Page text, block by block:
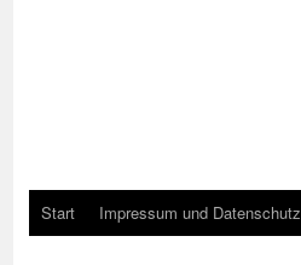
Start Impressum und Datenschutz